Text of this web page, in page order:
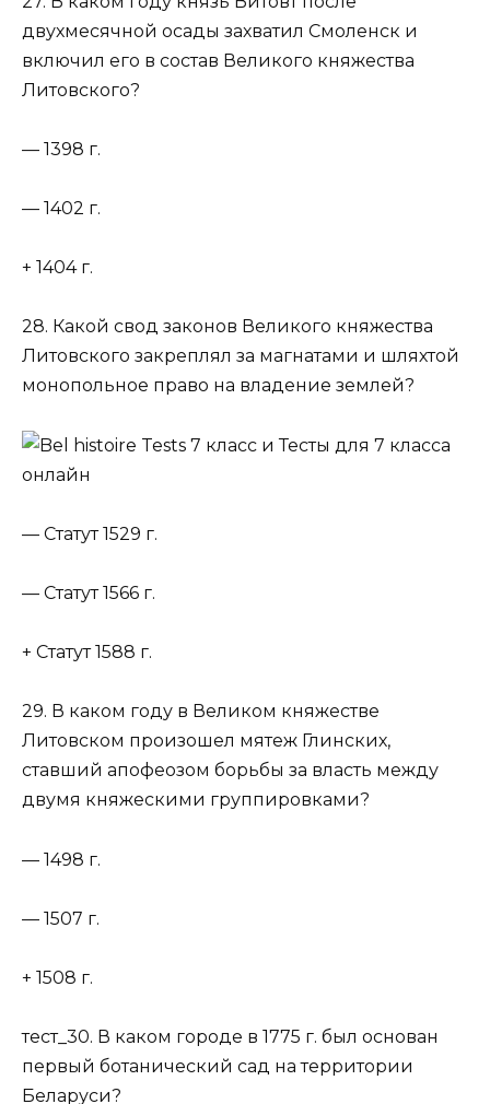
двухмесячной осады захватил Смоленск и
включил его в состав Великого княжества
Литовского?
— 1398 г.
— 1402 г.
+ 1404 г.
28. Какой свод законов Великого княжества
Литовского закреплял за магнатами и шляхтой
монопольное право на владение землей?
— Статут 1529 г.
— Статут 1566 г.
+ Статут 1588 г.
29. В каком году в Великом княжестве
Литовском произошел мятеж Глинских,
ставший апофеозом борьбы за власть между
двумя княжескими группировками?
— 1498 г.
— 1507 г.
+ 1508 г.
тест_30. В каком городе в 1775 г. был основан
первый ботанический сад на территории
Беларуси?